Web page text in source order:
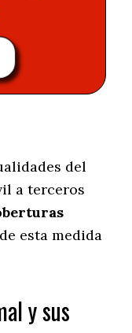
del
a terceros
esta medida
y sus